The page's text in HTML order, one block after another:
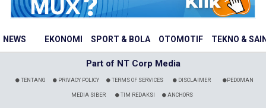
NEWS EKONOMI SPORT & BOLA OTOMOTIF TEKNO &
Part of NT Corp Media
TENTANG PRIVACY POLICY TERMS OF SERVICES DISCLAIMER PEDOMAN
MEDIA SIBER TIM REDAKSI ANCHORS